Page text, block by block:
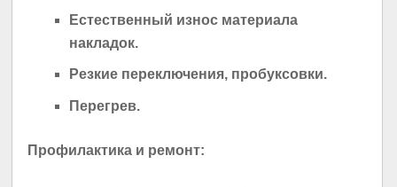
Естественный износ материала
накладок.
Резкие переключения, пробуксовки.
Перегрев.
Профилактика и ремонт: